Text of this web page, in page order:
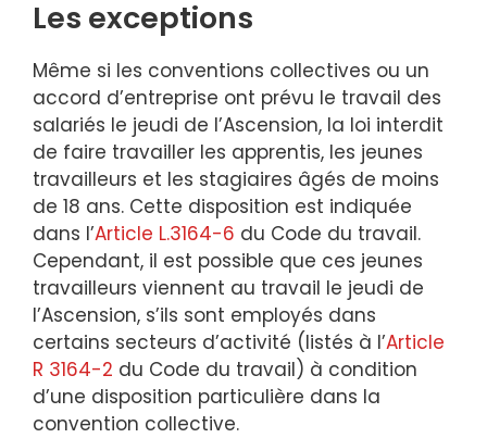
Les exceptions
Même si les conventions collectives ou un
accord d’entreprise ont prévu le travail des
salariés le jeudi de l’Ascension, la loi interdit
de faire travailler les apprentis, les jeunes
travailleurs et les stagiaires âgés de moins
de 18 ans. Cette disposition est indiquée
dans l’Article L.3164-6 du Code du travail.
Cependant, il est possible que ces jeunes
travailleurs viennent au travail le jeudi de
l’Ascension, s’ils sont employés dans
certains secteurs d’activité (listés à l’Article
R 3164-2 du Code du travail) à condition
d’une disposition particulière dans la
convention collective.